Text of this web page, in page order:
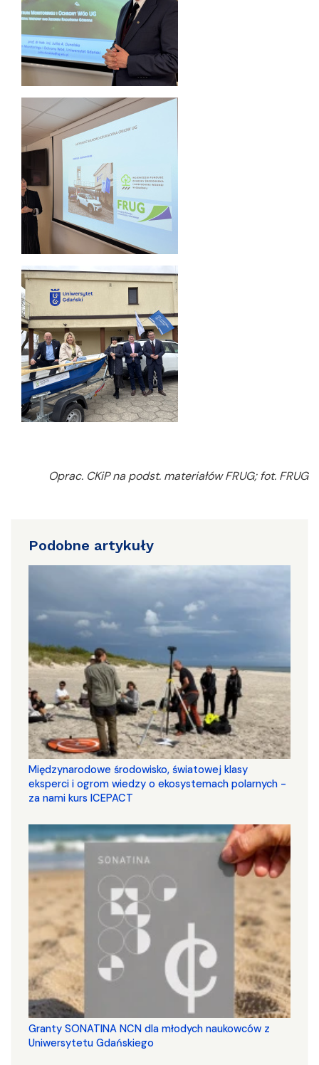
Oprac. CKiP na podst. materiałów FRUG; fot. FRUG
Podobne artykuły
Międzynarodowe środowisko, światowej klasy
eksperci i ogrom wiedzy o ekosystemach polarnych -
za nami kurs ICEPACT
Granty SONATINA NCN dla młodych naukowców z
Uniwersytetu Gdańskiego